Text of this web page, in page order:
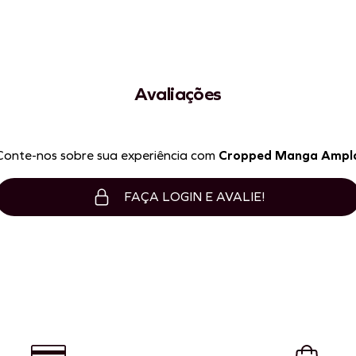
Avaliações
nos sobre sua experiência com Cropped Manga
FAÇA LOGIN E AVALIE!